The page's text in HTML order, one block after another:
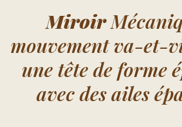
Miroir
mouvement va-et-
une tête de forme
avec des ailes